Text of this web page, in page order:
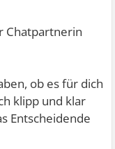
Chatpartnerin
ob es für dich
klipp und klar
Entscheidende